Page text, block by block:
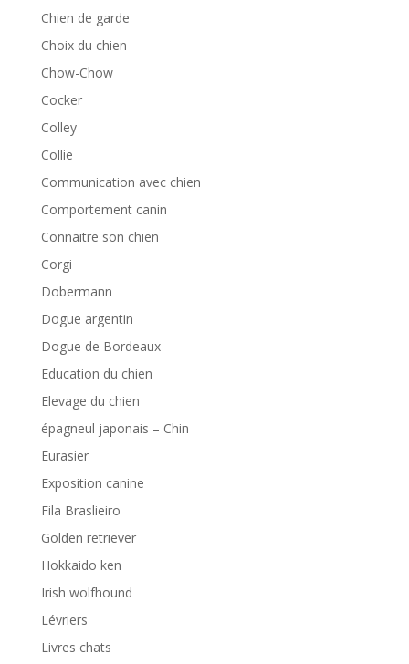
Chien de garde
Choix du chien
Chow-Chow
Cocker
Colley
Collie
Communication avec chien
Comportement canin
Connaitre son chien
Corgi
Dobermann
Dogue argentin
Dogue de Bordeaux
Education du chien
Elevage du chien
épagneul japonais – Chin
Eurasier
Exposition canine
Fila Braslieiro
Golden retriever
Hokkaido ken
Irish wolfhound
Lévriers
Livres chats